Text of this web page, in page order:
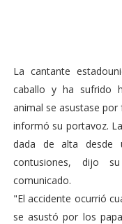
La cantante
caballo y ha sufrido
animal se asustase
informó su portavoz.
dada de alta desde
contusiones, dijo
comunicado.
"El accidente ocurrió
se asustó por los